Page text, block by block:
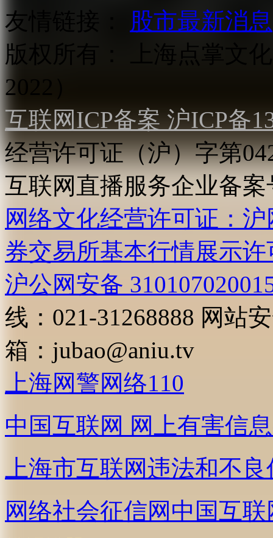
友情链接：
股市最新消息
版权所有：
2022）
互联网ICP备案 沪ICP备
经营许可证（沪）字第
互联网直播服务企业备案
网络文化经营许可证：
券交易所基本行情展示许
沪公网安备
线：021-31268888 网站
箱： jubao@aniu.tv
上海网警网络110
中国互联网 网上有害信
上海市互联网违法和不
网络社会征信网 中国互